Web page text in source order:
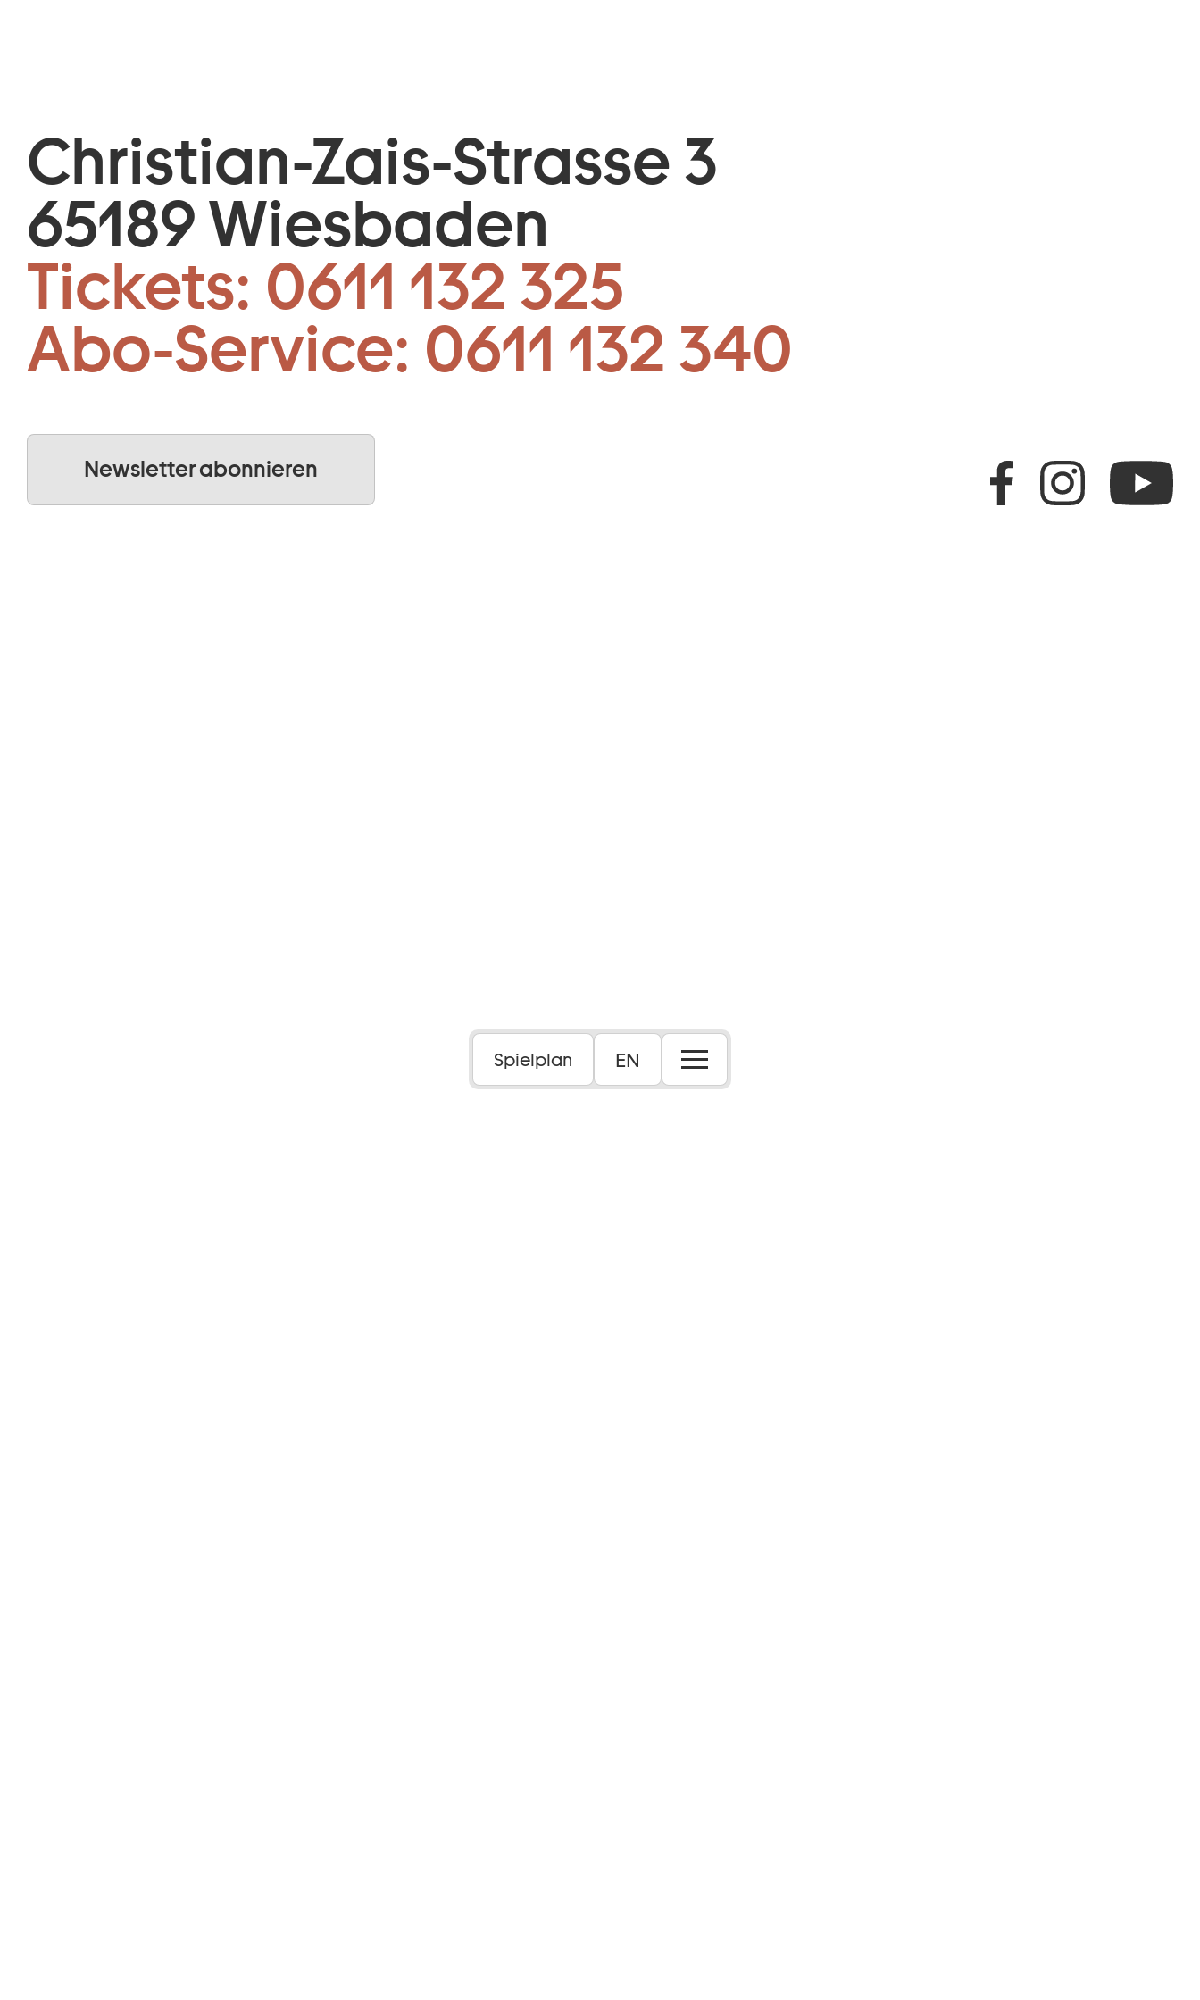
Spielplan EN
Christian-Zais-Strasse 3
65189 Wiesbaden
Tickets: 0611 132 325
Abo-Service: 0611 132 340
Newsletter abonnieren